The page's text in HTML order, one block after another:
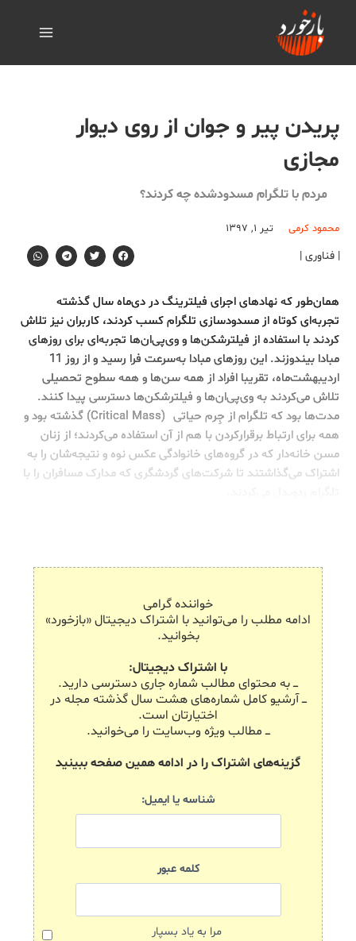
پریدن پیر و جوان از روی دیوار
مجازی
مردم با تلگرام مسدودشده چه کردند؟
محمود کرمی تیر ۱, ۱۳۹۷
| فناوری |
همان‌طور که نهادهای اجرای فیلترینگ در دی‌ماه سال گذشته
تجربه‌ای کوتاه از مسدودسازی تلگرام کسب کردند، کاربران نیز تلاش
کردند با استفاده از فیلترشکن‌ها و وی‌پی‌ان‌ها تجربه‌ای برای روزهای
مبادا بیندوزند. این روزهای مبادا به‌سرعت فرا رسید و از روز 11
اردیبهشت‌ماه، تقریبا افراد از همه سن‌ها و همه سطوح تحصیلی
تلاش می‌کردند به وی‌پی‌ان‌ها و فیلترشکن‌ها دسترسی پیدا کنند.
مدت‌ها بود که تلگرام از جِرم حیاتی
(Critical Mass) گذشته بود و
همه برای ارتباط برقرارکردن با هم از آن استفاده می‌کردند؛ از زنان
مسن خانه‌دار که در گروه‌های خانوادگی عکس نوه و نتیجه‌شان را به
اشتراک می‌گذاشتند تا شرکت‌های گردشگری که مدارک مسافران را با
خواننده گرامی
ادامه مطلب را می‌توانید با اشتراک دیجیتال «بازخورد»
بخوانید.
با اشتراک دیجیتال:
ـــ به محتوای مطالب شماره جاری دسترسی دارید.
ـــ آرشیو کامل شماره‌های هشت سال گذشته مجله در
اختیارتان است.
ـــ مطالب ویژه وب‌سایت را می‌خوانید.
گزینه‌های اشتراک را در ادامه همین صفحه ببینید
شناسه یا ایمیل:
کلمه عبور
مرا به یاد بسپار